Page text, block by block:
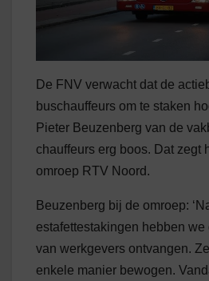
De FNV verwacht dat de
buschauffeurs om te staken
Pieter Beuzenberg van de
chauffeurs erg boos. Dat zegt
omroep RTV Noord.
Beuzenberg bij de omroep:
estafettestakingen hebben
van werkgevers ontvangen.
enkele manier bewogen.